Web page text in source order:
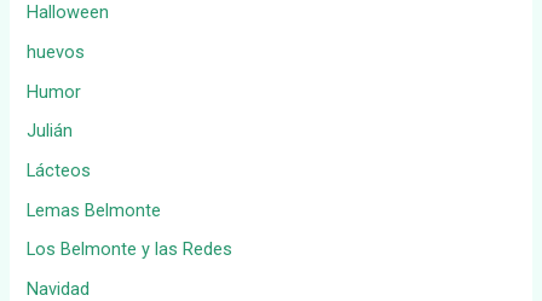
Halloween
huevos
Humor
Julián
Lácteos
Lemas Belmonte
Los Belmonte y las Redes
Navidad